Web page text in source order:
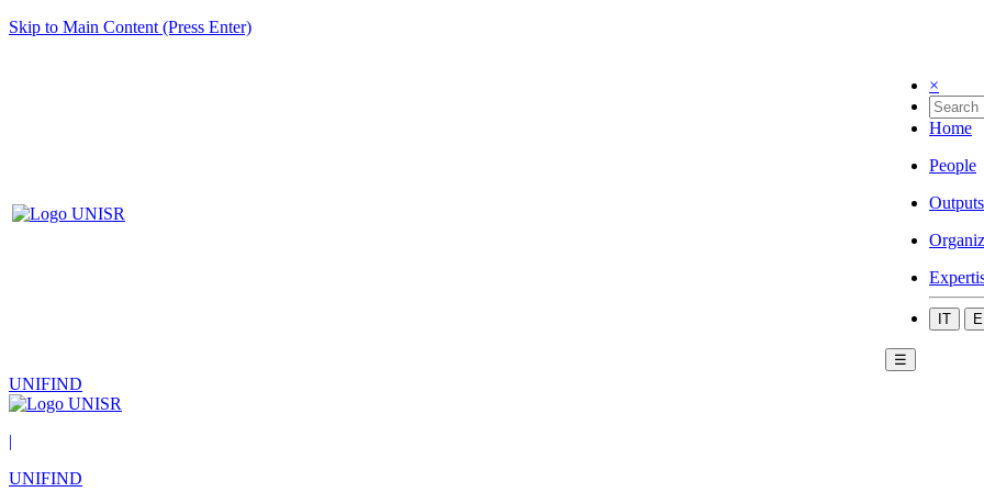
Skip to Main Content (Press Enter)
×
Home
People
Outputs
IT
☰
UNIFIND
|
UNIFIND